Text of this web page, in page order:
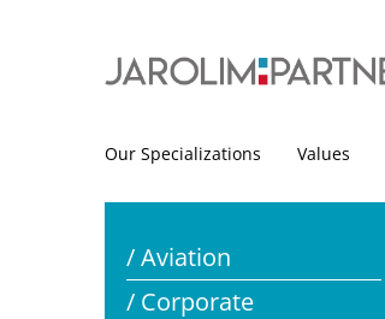
Our Specializations Values
/ Aviation
/ Corporate